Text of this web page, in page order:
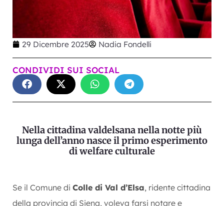
29 Dicembre 2025 Nadia Fondelli
CONDIVIDI SUI SOCIAL
Nella cittadina valdelsana nella notte più
lunga dell’anno nasce il primo esperimento
di welfare culturale
Se il Comune di Colle di Val d’Elsa, ridente cittadina
della provincia di Siena, voleva farsi notare e